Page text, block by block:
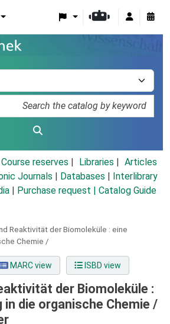
Course reserves Libraries
Articles
Journals Databases
Interlibrary
Purchase request | Catalog Guide
Reaktivität der Biomoleküle : eine
Chemie /
MARC view ISBD view
der Biomoleküle :
in die organische Chemie /